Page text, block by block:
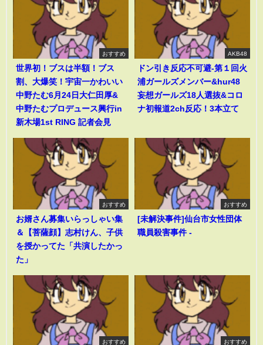
おすすめ
世界初！ブスは半額！ブス
割、大爆笑！宇宙一かわいい
中野たむ6月24日大仁田厚&
中野たむプロデュース興行in
新木場1st RING 記者会見
AKB48
ドン引き反応不可避-第１回火
浦ガールズメンバー&hur48
妄想ガールズ18人選抜&コロ
ナ初報道2ch反応！3本立て
おすすめ
お婿さん募集いらっしゃい集
＆【菩薩顔】志村けん、子供
を授かってた「共演したかっ
た」
おすすめ
[未解決事件]仙台市女性団体
職員殺害事件 -
おすすめ おすすめ